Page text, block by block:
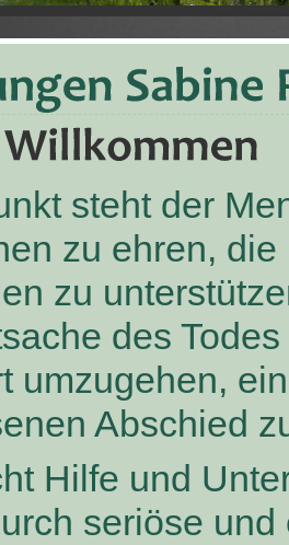
steht der
zu ehren, die
zu
des
umzugehen,
Abschied
Hilfe und
seriöse